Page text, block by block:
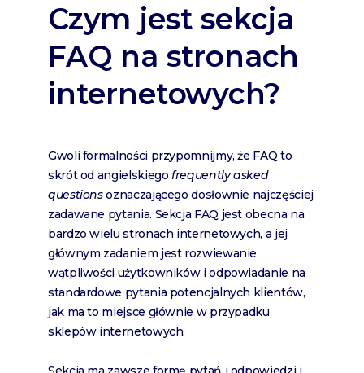
Czym jest sekcja
FAQ na stronach
internetowych?
Gwoli formalności przypomnijmy, że FAQ to
skrót od angielskiegofrequently asked
questionsoznaczającego dosłownie najczęściej
zadawane pytania. Sekcja FAQ jest obecna na
bardzo wielu stronach internetowych, a jej
głównym zadaniem jest rozwiewanie
wątpliwości użytkowników i odpowiadanie na
standardowe pytania potencjalnych klientów,
jak ma to miejsce głównie w przypadku
sklepów internetowych.